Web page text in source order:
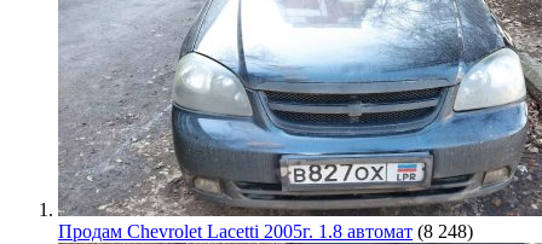
Продам Chevrolet Lacetti 2005г. 1.8 автомат (8 248)